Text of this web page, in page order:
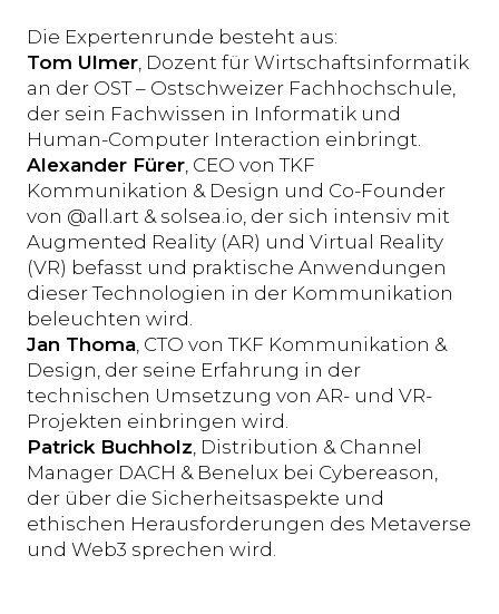
Die Expertenrunde besteht aus:
Tom Ulmer, Dozent für Wirtschaftsinformatik
an der OST – Ostschweizer Fachhochschule,
der sein Fachwissen in Informatik und
Human-Computer Interaction einbringt.
Alexander Fürer, CEO von TKF
Kommunikation & Design und Co-Founder
von @all.art & solsea.io, der sich intensiv mit
Augmented Reality (AR) und Virtual Reality
(VR) befasst und praktische Anwendungen
dieser Technologien in der Kommunikation
beleuchten wird.
Jan Thoma, CTO von TKF Kommunikation &
Design, der seine Erfahrung in der
technischen Umsetzung von AR- und VR-
Projekten einbringen wird.
Patrick Buchholz, Distribution & Channel
Manager DACH & Benelux bei Cybereason,
der über die Sicherheitsaspekte und
ethischen Herausforderungen des Metaverse
und Web3 sprechen wird.